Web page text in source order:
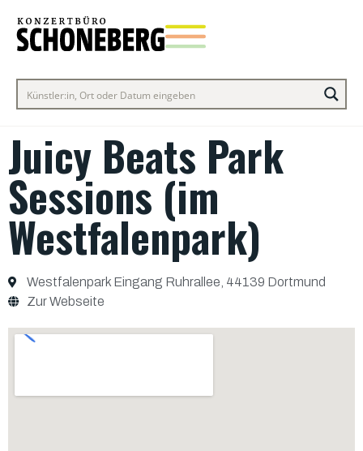
Juicy Beats Park
Sessions (im
Westfalenpark)
Westfalenpark Eingang Ruhrallee, 44139 Dortmund
Zur Webseite